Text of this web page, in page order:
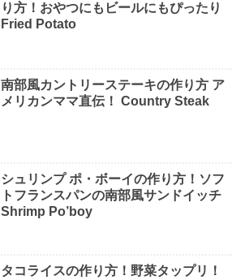
り方！おやつにもビールにもぴったり
Fried Potato
南部風カントリーステーキの作り方 ア
メリカンママ直伝！ Country Steak
シュリンプ ポ・ボーイの作り方！ソフ
トフランスパンの南部風サンドイッチ
Shrimp Po’boy
タコライスの作り方！野菜タップリ！